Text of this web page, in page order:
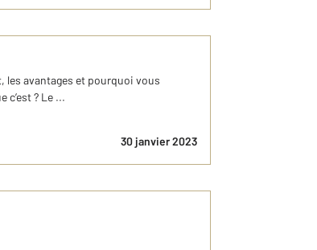
les avantages et pourquoi vous
? Le ...
30 janvier 2023